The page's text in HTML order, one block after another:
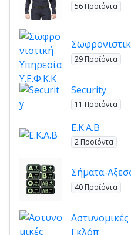
56 Προϊόντα
29 Προϊόντα
Security
11 Προϊόντα
Ε.Κ.Α.Β
2 Προϊόντα
Σήματα-
40 Προϊόντα
Γκλόπ